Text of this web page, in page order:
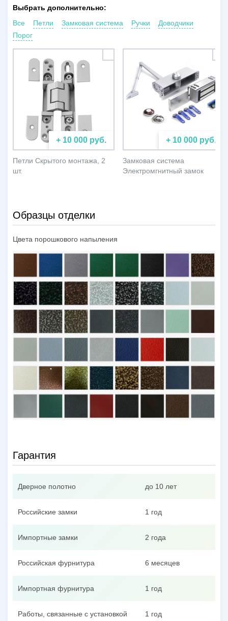
Выбрать дополнительно:
Все
Петли Замковая система Ручки
Доводчики
Порог
+ 10 000 руб.
Петли Скрытого монтажа, 2
шт.
+ 10 000 руб.
Замковая система
Электромгнитный замок
Образцы отделки
Цвета порошкового напыления
Гарантия
Дверное полотно до 10 лет
Российские замки 1 год
Импортные замки 2 года
Российская фурнитура 6 месяцев
Импортная фурнитура 1 год
Работы, связанные с установкой
1 год